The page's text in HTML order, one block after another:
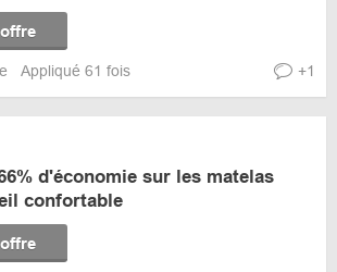
Appliqué 61 fois +1
d'économie sur les matelas
confortable